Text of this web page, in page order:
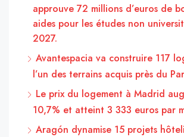
approuve 72 millions d’euros de
aides pour les études non
2027.
Avantespacia va construire 117
l’un des terrains acquis près du
Le prix du logement à Madrid
10,7% et atteint 3 333 euros par
Aragón dynamise 15 projets